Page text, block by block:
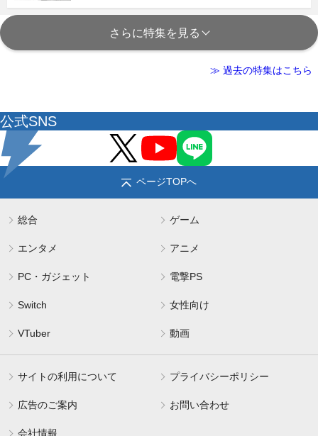
さらに特集を見る
≫ 過去の特集はこちら
公式SNS
ページTOPへ
総合 ゲーム
エンタメ アニメ
PC・ガジェット 電撃PS
Switch 女性向け
VTuber 動画
サイトの利用について プライバシーポリシー
広告のご案内 お問い合わせ
会社情報